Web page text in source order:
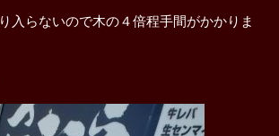
入らないので木の４倍程手間がかかりま